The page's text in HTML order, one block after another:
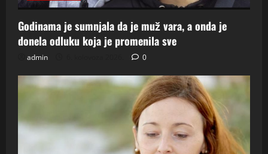
Godinama je sumnjala da je muž vara, a onda je
donela odluku koja je promenila sve
admin 0